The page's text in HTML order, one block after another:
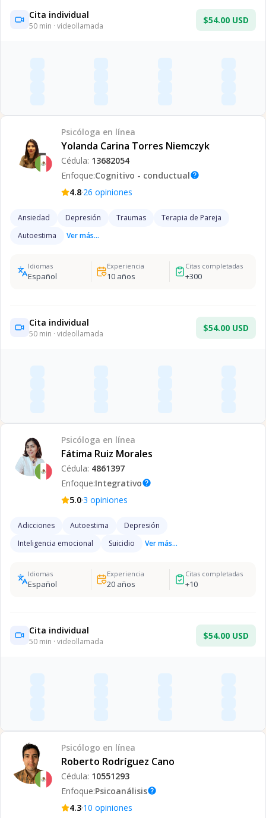
Cita individual
50 min · videollamada
$54.00 USD
Psicóloga en línea
Yolanda Carina Torres Niemczyk
Cédula: 13682054
Enfoque:Cognitivo - conductualhelp
4.8·26 opiniones
Ansiedad Depresión Traumas
Terapia de Pareja
Autoestima
Ver más...
Idiomas
Español
Experiencia
10años
Citas completadas
+300
Cita individual
50 min · videollamada
$54.00 USD
Psicóloga en línea
Fátima Ruiz Morales
Cédula: 4861397
Enfoque:Integrativohelp
5.0·3 opiniones
Adicciones Autoestima
Depresión
Inteligencia emocional
Suicidio Ver más...
Idiomas
Español
Experiencia
20años
Citas completadas
+10
Cita individual
50 min · videollamada
$54.00 USD
Psicólogo en línea
Roberto Rodríguez Cano
Cédula: 10551293
Enfoque:Psicoanálisishelp
4.3·10 opiniones